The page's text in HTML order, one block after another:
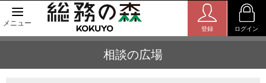
メニュー
登録 ログイン
相談の広場